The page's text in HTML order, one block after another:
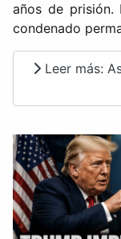
años de prisión.
condenado
Leer más: